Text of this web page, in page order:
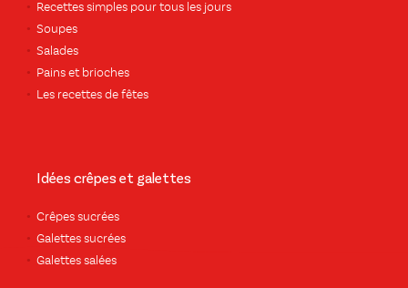
Recettes simples pour tous les jours
Soupes
Salades
Pains et brioches
Les recettes de fêtes
Idées crêpes et galettes
Crêpes sucrées
Galettes sucrées
Galettes salées